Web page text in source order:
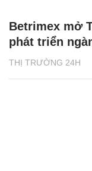
THỊ TRƯỜNG 24H
Betrimex mở
phát triển